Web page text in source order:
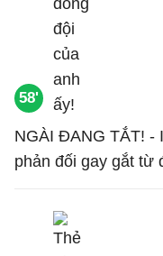
58'
NGÀI ĐANG TẮT! -
phản đối gay gắt từ